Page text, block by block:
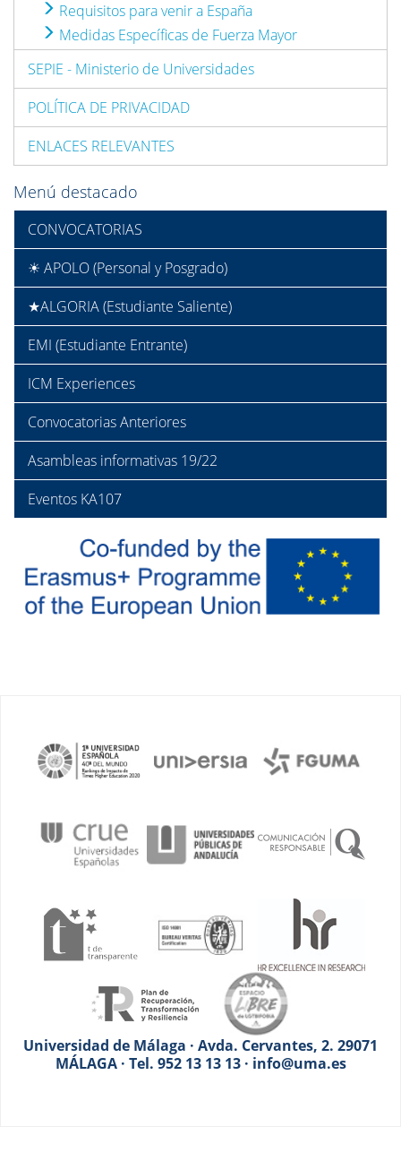
Requisitos para venir a España
Medidas Específicas de Fuerza Mayor
SEPIE - Ministerio de Universidades
POLÍTICA DE PRIVACIDAD
ENLACES RELEVANTES
Menú destacado
CONVOCATORIAS
☀ APOLO (Personal y Posgrado)
★ALGORIA (Estudiante Saliente)
EMI (Estudiante Entrante)
ICM Experiences
Convocatorias Anteriores
Asambleas informativas 19/22
Eventos KA107
Universidad de Málaga · Avda. Cervantes, 2. 29071
MÁLAGA · Tel. 952 13 13 13 · info@uma.es